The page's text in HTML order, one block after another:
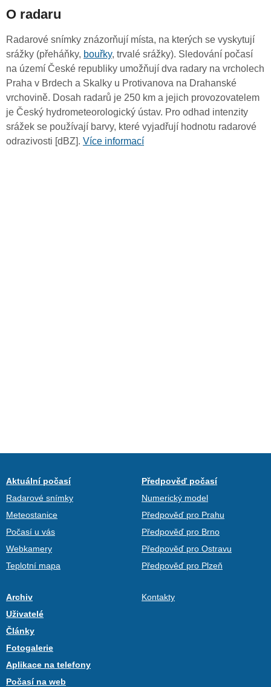
O radaru
Radarové snímky znázorňují místa, na kterých se vyskytují
srážky (přeháňky, bouřky, trvalé srážky). Sledování počasí
na území České republiky umožňují dva radary na vrcholech
Praha v Brdech a Skalky u Protivanova na Drahanské
vrchovině. Dosah radarů je 250 km a jejich provozovatelem
je Český hydrometeorologický ústav. Pro odhad intenzity
srážek se používají barvy, které vyjadřují hodnotu radarové
odrazivosti [dBZ]. Více informací
Aktuální počasí
Radarové snímky
Meteostanice
Počasí u vás
Webkamery
Teplotní mapa
Předpověď počasí
Numerický model
Předpověď pro Prahu
Předpověď pro Brno
Předpověď pro Ostravu
Předpověď pro Plzeň
Archiv
Uživatelé
Články
Fotogalerie
Aplikace na telefony
Počasí na web
Kontakty